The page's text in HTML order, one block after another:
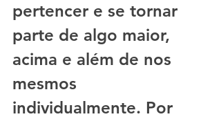
pertencer e se tornar
parte de algo maior,
acima e além de nos
mesmos
individualmente. Por